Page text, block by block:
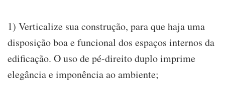
1) Verticalize sua construção, para que haja uma
disposição boa e funcional dos espaços internos da
edificação. O uso de pé-direito duplo imprime
elegância e imponência ao ambiente;